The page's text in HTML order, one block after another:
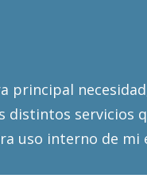
principal
distintos servicios
uso interno de mi